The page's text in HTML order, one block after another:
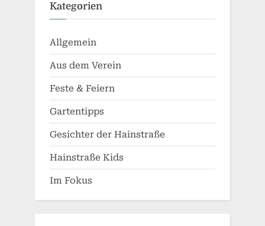
Kategorien
Allgemein
Aus dem Verein
Feste & Feiern
Gartentipps
Gesichter der Hainstraße
Hainstraße Kids
Im Fokus